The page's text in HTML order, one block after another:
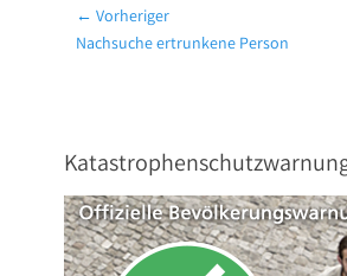
Beitragsnavigation
← Vorheriger
Vorheriger
Nachsuche ertrunkene Person